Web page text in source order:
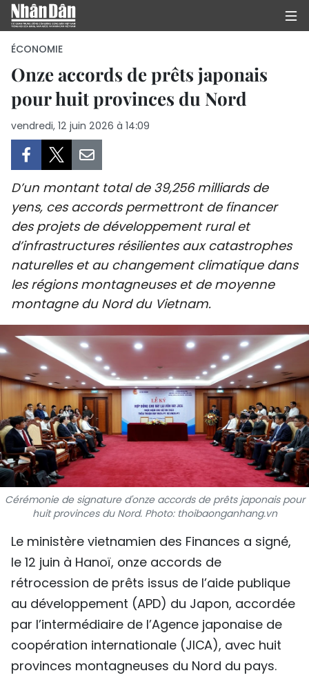
PAGE D'ACCUEIL
POLITIQUE
SOCIÉTÉ
CULTURE
TOURISME
ENVIRONNEMENT
SPORT
PAYS NATAL
INTERNATIONAL
MÉGASTORIE
INFOGRAPHIE
VIDÉO
À PROPOS DU "PEUPLE"
TIẾNG VIỆT
ENGLISH
ÉCONOMIE
Onze accords de prêts japonais
pour huit provinces du Nord
vendredi, 12 juin 2026 à 14:09
D’un montant total de 39,256 milliards de
yens, ces accords permettront de financer
des projets de développement rural et
d’infrastructures résilientes aux catastrophes
naturelles et au changement climatique dans
les régions montagneuses et de moyenne
montagne du Nord du Vietnam.
Cérémonie de signature d'onze accords de prêts japonais pour
huit provinces du Nord. Photo: thoibaonganhang.vn
Le ministère vietnamien des Finances a signé,
le 12 juin à Hanoï, onze accords de
rétrocession de prêts issus de l’aide publique
au développement (APD) du Japon, accordée
par l’intermédiaire de l’Agence japonaise de
coopération internationale (JICA), avec huit
provinces montagneuses du Nord du pays.